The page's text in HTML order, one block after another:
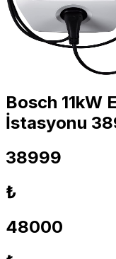
Bosch 11kW
İstasyonu
38999
₺
48000